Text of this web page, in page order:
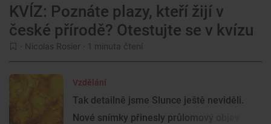
KVÍZ: Poznáte plazy, kteří žijí v
české přírodě? Otestujte se v kvízu
· Nicolas Rosier · 1 minuta čtení
Vzdělání
Tak detailně jsme Slunce ještě neviděli.
Nové snímky přinesly průlomový objev